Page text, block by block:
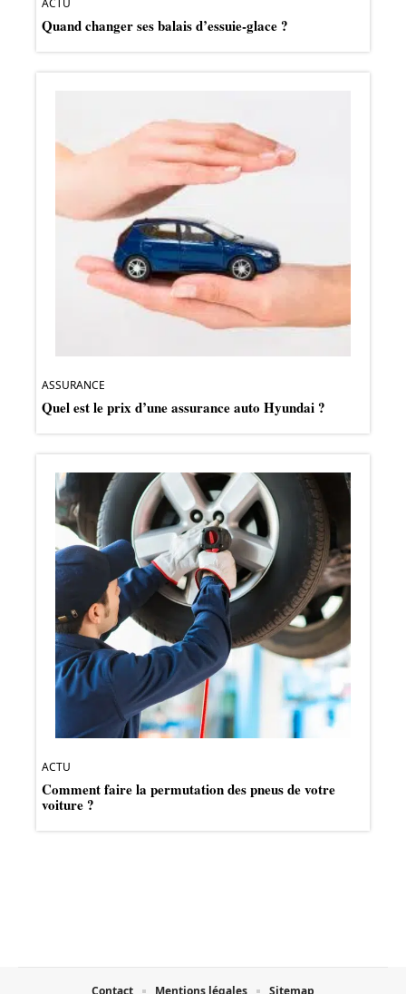
Quand changer ses balais d’essuie-glace ?
ASSURANCE
Quel est le prix d’une assurance auto Hyundai ?
ACTU
Comment faire la permutation des pneus de votre
voiture ?